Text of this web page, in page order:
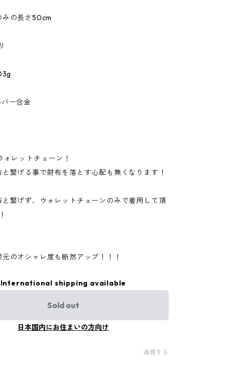
みの長さ50cm
ー合金
ォレットチェーン！
繋げる事で財布を落とす心配も無くなります！
繋げず、ウォレットチェーンのみで着用して頂
のオシャレ度も断然アップ！！！
International shipping available
Sold out
日本国内にお住まいの方向け
通報する